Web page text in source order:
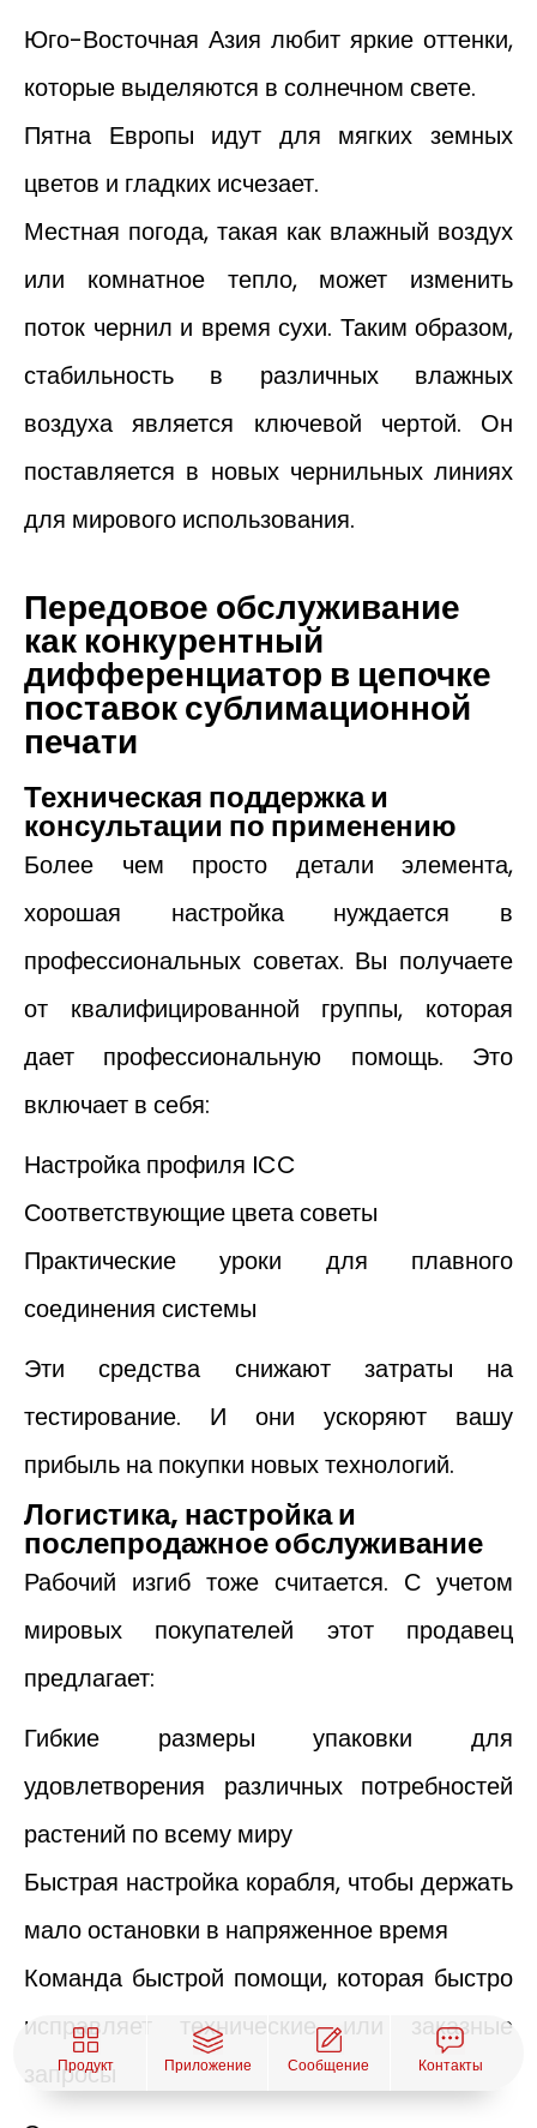
Юго-Восточная Азия любит яркие оттенки,
которые выделяются в солнечном свете.
Пятна Европы идут для мягких земных
цветов и гладких исчезает.
Местная погода, такая как влажный воздух
или комнатное тепло, может изменить
поток чернил и время сухи. Таким образом,
стабильность в различных влажных
воздуха является ключевой чертой. Он
поставляется в новых чернильных линиях
для мирового использования.
Передовое обслуживание
как конкурентный
дифференциатор в цепочке
поставок сублимационной
печати
Техническая поддержка и
консультации по применению
Более чем просто детали элемента,
хорошая настройка нуждается в
профессиональных советах. Вы получаете
от квалифицированной группы, которая
дает профессиональную помощь. Это
включает в себя:
Настройка профиля ICC
Соответствующие цвета советы
Практические уроки для плавного
соединения системы
Эти средства снижают затраты на
тестирование. И они ускоряют вашу
прибыль на покупки новых технологий.
Логистика, настройка и
послепродажное обслуживание
Рабочий изгиб тоже считается. С учетом
мировых покупателей этот продавец
предлагает:
Гибкие размеры упаковки для
удовлетворения различных потребностей
растений по всему миру
Быстрая настройка корабля, чтобы держать
мало остановки в напряженное время
Команда быстрой помощи, которая быстро
исправляет технические или заказные
запросы
Продукт Приложение Сообщение Контакты